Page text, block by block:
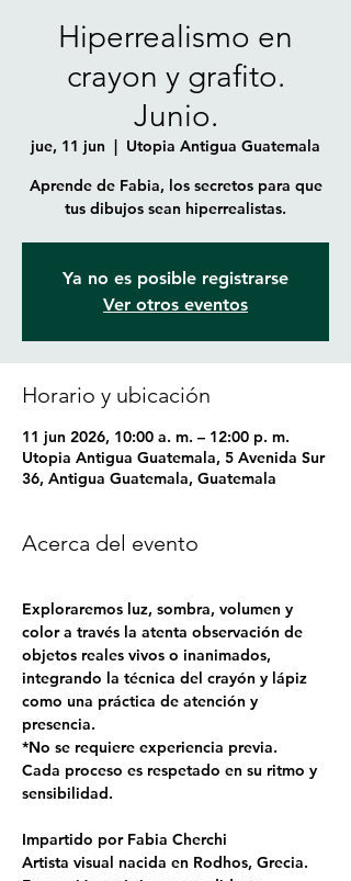
Hiperrealismo en
crayon y grafito.
Junio.
jue, 11 jun
  |
Utopia Antigua Guatemala
Aprende de Fabia, los secretos para que
tus dibujos sean hiperrealistas.
Ya no es posible registrarse
Ver otros eventos
Horario y ubicación
11 jun 2026, 10:00 a. m. – 12:00 p. m.
Utopia Antigua Guatemala, 5 Avenida Sur
36, Antigua Guatemala, Guatemala
Acerca del evento
Exploraremos luz, sombra, volumen y
color a través la atenta observación de
objetos reales vivos o inanimados,
integrando la técnica del crayón y lápiz
como una práctica de atención y
presencia.
*No se requiere experiencia previa.
Cada proceso es respetado en su ritmo y
sensibilidad.
Impartido por Fabia Cherchi
Artista visual nacida en Rodhos, Grecia.